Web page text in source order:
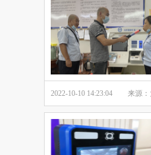
2022-10-10 14:23:04 来源：